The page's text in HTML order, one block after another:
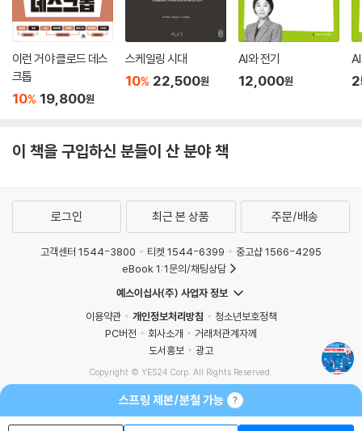
이런 거야 클로드 데스
크톱
10% 19,800원
스케일링 시대
10% 22,500원
AI와 전기
12,000원
이 책을 구입하신 분들이 산 분야 책
스프링 제본/분철 가능
로그인 최근 본 상품 주문/배송
고객센터 1544-3800 티켓 1544-6399
중고샵 1566-4295
eBook 1:1문의/채팅상담
예스이십사(주) 사업자 정보
이용약관
개인정보처리방침
청소년보호정책
PC버전
회사소개
거래처관계자께
도서홍보
광고
Copyright © YES24 Corp. All Rights Reserved.
MATOM10